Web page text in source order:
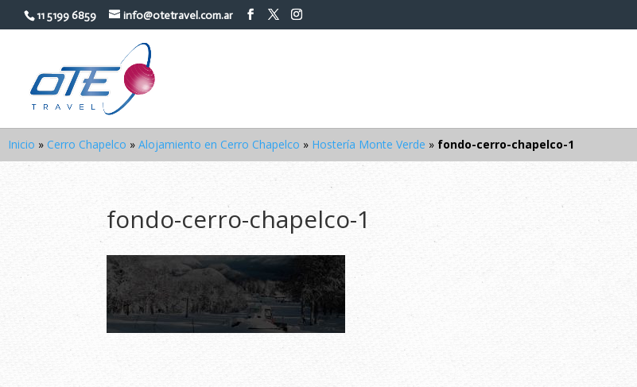
11 5199 6859 info@otetravel.com.ar
Inicio » Cerro Chapelco » Alojamiento en Cerro Chapelco » Hostería Monte Verde » fondo-cerro-chapelco-1
fondo-cerro-chapelco-1